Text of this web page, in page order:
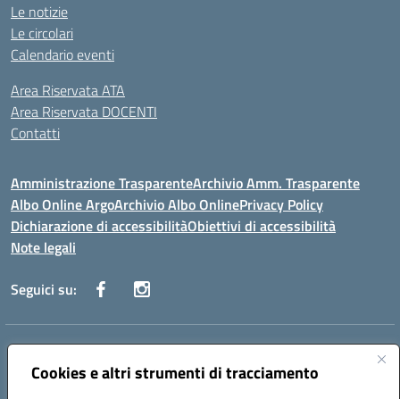
Cookies e altri strumenti di tracciamento
Le notizie
Le circolari
Calendario eventi
Area Riservata ATA
Area Riservata DOCENTI
Contatti
Amministrazione TrasparenteArchivio Amm. Trasparente
Albo Online ArgoArchivio Albo OnlinePrivacy Policy
Dichiarazione di accessibilitàObiettivi di accessibilità
Note legali
Seguici su:
Indirizzo:
Centralino:0823 742191 Email:CEIC8BC00Q@istruzione.it